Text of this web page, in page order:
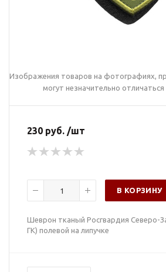
Изображения товаров на фотографиях,
могут незначительно
230 руб. /шт
В КОРЗИНУ
Шеврон тканый Росгвардия Северо-
ГК) полевой на липучке